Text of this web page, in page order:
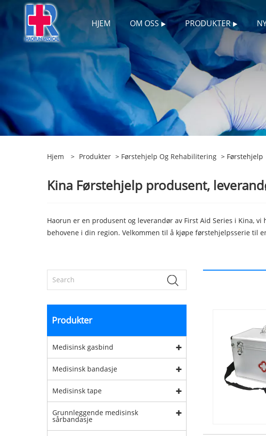
HJEM OM OSS PRODUKTER
Hjem > Produkter > Førstehjelp Og Rehabilitering > Førstehjelp
Kina Førstehjelp produsent,
Haorun er en produsent og leverandør av First Aid Series i Kina,
behovene i din region. Velkommen til å kjøpe førstehjelpsserie til
Produkter
Medisinsk gasbind
Medisinsk bandasje
Medisinsk tape
Grunnleggende medisinsk
sårbandasje